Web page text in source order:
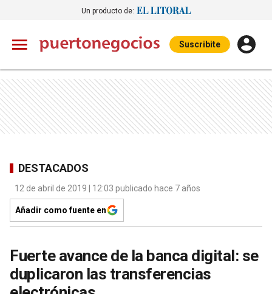
Un producto de:
Suscribite
DESTACADOS
12 de abril de 2019 | 12:03 publicado hace 7 años
Añadir como fuente en
Fuerte avance de la banca digital: se
duplicaron las transferencias